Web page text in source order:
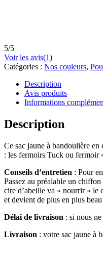
5/5
Voir les avis(1)
Catégories : Nos couleurs,
Description
Avis produits
Informations
Description
Ce sac jaune à bandoulière
: les fermoirs Tuck ou fermoir
Conseils d’entretien : Pour
Passez au préalable un
cire d’abeille va « nourrir » le
et devient de plus en plus beau
Délai de livraison : si nous
Livraison : votre sac jaune à